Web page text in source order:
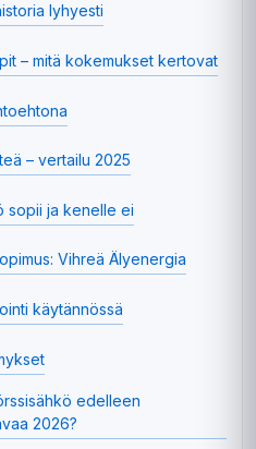
lyhyesti
– mitä kokemukset kertovat
– vertailu 2025
sopii ja kenelle ei
Vihreä Älyenergia
käytännössä
edelleen
2026?